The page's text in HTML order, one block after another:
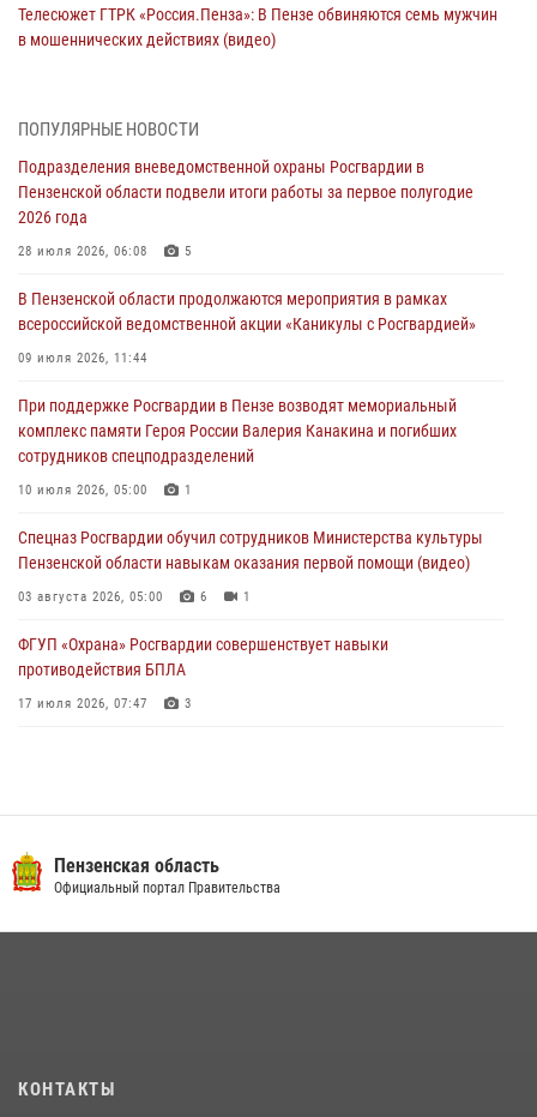
Телесюжет ГТРК «Россия.Пенза»: В Пензе обвиняются семь мужчин
в мошеннических действиях (видео)
В Заречном росгвардейцы почтили память легендарного генерала
05 августа 2026, 07:00
Сотрудники пензенского ОМОН «Страж» познакомили участников
сборов «Гвардеец» с вооружением и техникой Росгвардии
В Пензе сотрудники Росгвардии оказали помощь
дезориентированному пенсионеру
В Пензе при силовой поддержке Росгвардии пресечена
деятельность ОПГ, маскировавшейся под реабилитационный центр
(видео)
ПОПУЛЯРНЫЕ НОВОСТИ
Подразделения вневедомственной охраны Росгвардии в
Пензенской области подвели итоги работы за первое полугодие
2026 года
28 июля 2026, 06:08 5
В Пензенской области продолжаются мероприятия в рамках
всероссийской ведомственной акции «Каникулы с Росгвардией»
09 июля 2026, 11:44
При поддержке Росгвардии в Пензе возводят мемориальный
комплекс памяти Героя России Валерия Канакина и погибших
сотрудников спецподразделений
10 июля 2026, 05:00 1
Спецназ Росгвардии обучил сотрудников Министерства культуры
Пензенской области навыкам оказания первой помощи (видео)
03 августа 2026, 05:00 6 1
ФГУП «Охрана» Росгвардии совершенствует навыки
противодействия БПЛА
17 июля 2026, 07:47 3
Пензенский спецназ Росгвардии готовит студентов к окружному
этапу «Зарницы 2.0» (видео)
сборов «Гвардеец» с вооружением и техникой Росгвардии
Пензенская область
Официальный портал Правительства
КОНТАКТЫ